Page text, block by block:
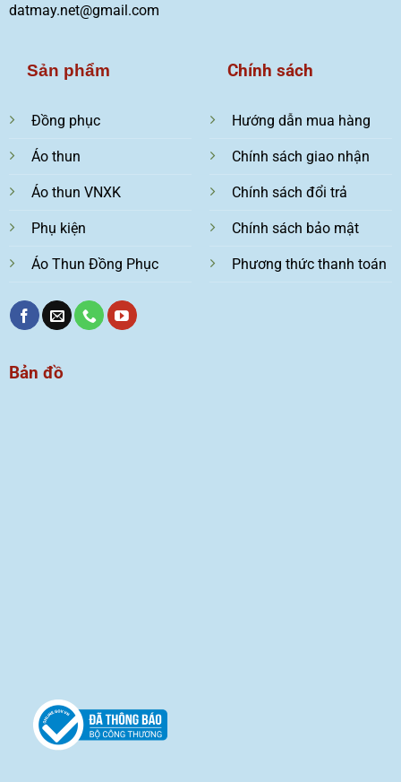
datmay.net@gmail.com
Sản phẩm
Đồng phục
Áo thun
Áo thun VNXK
Phụ kiện
Áo Thun Đồng Phục
Chính sách
Hướng dẫn mua hàng
Chính sách giao nhận
Chính sách đổi trả
Chính sách bảo mật
Phương thức thanh toán
Bản đồ